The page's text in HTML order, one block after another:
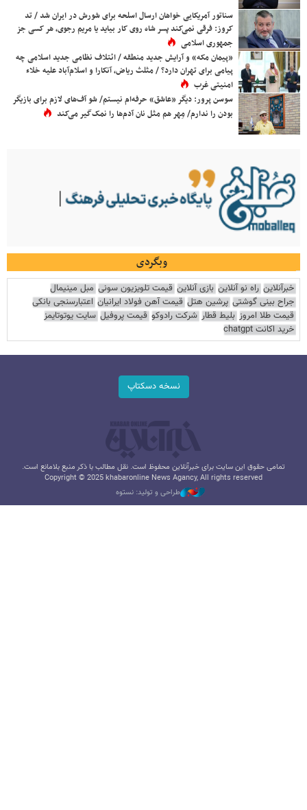
سناتور آمریکایی خواهان ارسال اسلحه برای شورش در ایران شد / تد
کروز: فرقی نمی‌کند پسر شاه روی کار بیاید یا مریم رجوی، هر کسی جز
جمهوری اسلامی
«پیمان مکه» و آرایش جدید منطقه / ائتلاف نظامی جدید اسلامی چه
پیامی برای تهران دارد؟ / مثلث ریاض، آنکارا و اسلام‌آباد علیه خلاء
امنیتی غرب
سوسن پرور: دیگر «عاشق» حرفه‌ام نیستم/ شو آف‌های لازم برای بازیگر
بودن را ندارم/ مِهر هم مثل نان آدم‌ها را نمک‌گیر می‌کند
وبگردی
خبرآنلاین راه نو آنلاین بازی آنلاین قیمت تلویزیون سونی مبل مینیمال
جراح بینی گوشتی پرشین هتل قیمت آهن فولاد ایرانیان اعتبارسنجی بانکی
قیمت طلا امروز بلیط قطار شرکت رادوکو قیمت پروفیل سایت یوتوتایمز
خرید اکانت chatgpt
نسخه دسکتاپ
تمامی حقوق این سایت برای خبرآنلاین محفوظ است. نقل مطالب با ذکر منبع بلامانع است.
Copyright © 2025 khabaronline News Agancy, All rights reserved
طراحی و تولید: نستوه